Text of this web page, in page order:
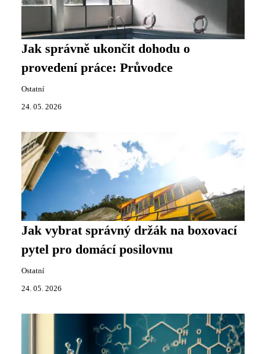
Jak správně ukončit dohodu o
provedení práce: Průvodce
Ostatní
24. 05. 2026
Jak vybrat správný držák na boxovací
pytel pro domácí posilovnu
Ostatní
24. 05. 2026